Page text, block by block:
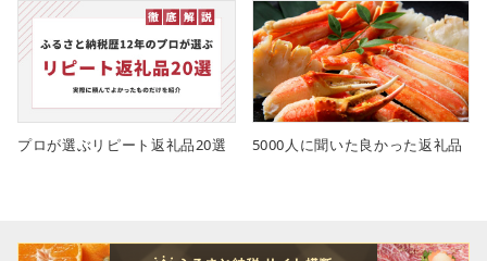
プロが選ぶリピート返礼品20選 5000人に聞いた良かった返礼品